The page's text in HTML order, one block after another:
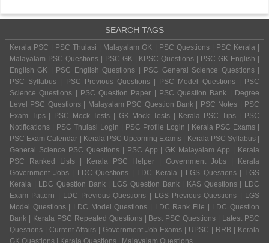
SEARCH TAGS
Kerala PSC | PSC Thulasi | Malayalam GK | PSC Questions | PSC Kerala |
Malayalam PSC Questions | PSC GK | KPSC Questions | PSC GK English |
English GK | PSC English Questions | PSC General Science Questions |
PSC Syllabus | PSC Previous Questions | PSC Model Questions | PSC
Science Questions | PSC Question Paper | PSC Question Bank | Degree
Level PSC Questions | Malayalam PSC Question Bank | PSC Notes | PSC
Exam Tips | PSC Mock Tests | GK Mock Tests | Kerala PSC Tips | PSC
Notifications | PSC Thulasi Login | PSC Profile Login | Kerala PSC Exams |
PSC Exam Calendar | Kerala PSC Upcoming Exams | Kerala PSC Syllabus |
General Science PSC Questions | PSC App | GK Malayalam App | Kerala
PSC Ranked Lists | Kerala PSC Helper | Government Jobs | Kerala
Government Jobs | LDC Questions | LDC Kerala | LGS Questions | LGS
Kerala | LDC Question Bank | LGS Question Bank | KAS Questions | LDC
Exam Pattern | LDC Previous Questions | LGS Previous Questions | LGS
Model Questions | LDC Model Questions | LDC Rank File | LDC Question
Bank | Kerala PSC Repeated Questions | Best PSC Questions | Latest PSC
Questions | Current Affairs | Government Job Exams | UPSC | RRB | Kerala
GK Questions | Kerala Questions | Malayalam Questions